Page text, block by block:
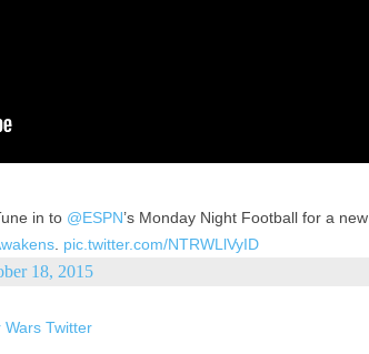
in to @ESPN’s Monday Night Football for a new
. pic.twitter.com/NTRWLlVyID
18, 2015
Wars Twitter